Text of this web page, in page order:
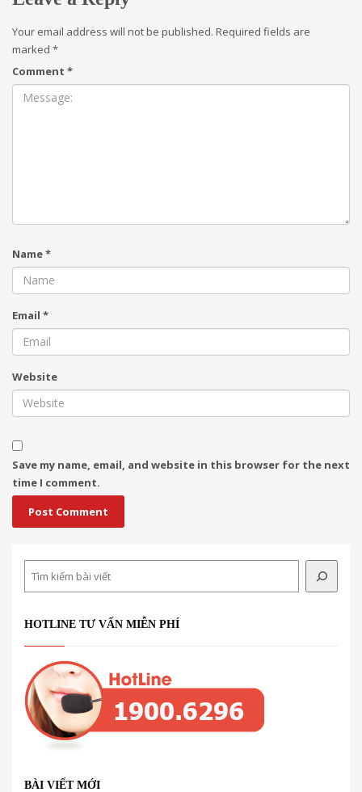
Your email address will not be published. Required fields are
marked *
Comment *
Name*
Email *
Website
Save my name, email, and website in this browser for the next
time I comment.
HOTLINE TƯ VẤN MIỄN PHÍ
BÀI VIẾT MỚI